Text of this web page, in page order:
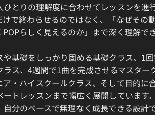
とりの理解度に合わせてレッスンを進
で終わらせるのではなく、「なぜその
らしく見えるのか」まで深く理解で
基礎をしっかり固める基礎クラス、1
ス、4週間で1曲を完成させるマスター
・ハイスクールクラス、そして目的に
トレッスンまで幅広く展開しています
分のペースで無理なく成長できる設計